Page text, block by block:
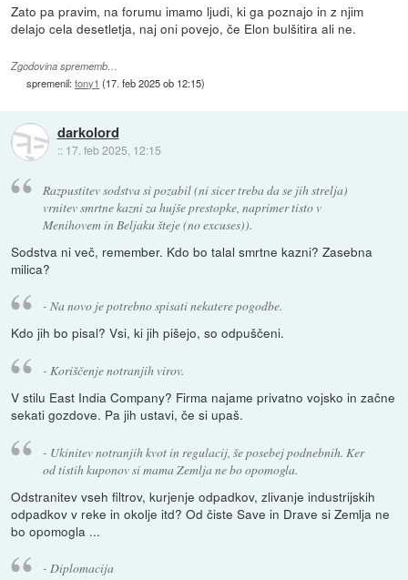
Zato pa pravim, na forumu imamo ljudi, ki ga poznajo in z njim
delajo cela desetletja, naj oni povejo, če Elon bulšitira ali ne.
Zgodovina sprememb…
spremenil:tony1 (17. feb 2025 ob 12:15)
darkolord
:: 17. feb 2025, 12:15
Razpustitev sodstva si pozabil (ni sicer treba da se jih strelja)
vrnitev smrtne kazni za hujše prestopke, naprimer tisto v
Menihovem in Beljaku šteje (no excuses)).
Sodstva ni več, remember. Kdo bo talal smrtne kazni? Zasebna
milica?
- Na novo je potrebno spisati nekatere pogodbe.
Kdo jih bo pisal? Vsi, ki jih pišejo, so odpuščeni.
- Koriščenje notranjih virov.
V stilu East India Company? Firma najame privatno vojsko in začne
sekati gozdove. Pa jih ustavi, če si upaš.
- Ukinitev notranjih kvot in regulacij, še posebej podnebnih. Ker
od tistih kuponov si mama Zemlja ne bo opomogla.
Odstranitev vseh filtrov, kurjenje odpadkov, zlivanje industrijskih
odpadkov v reke in okolje itd? Od čiste Save in Drave si Zemlja ne
bo opomogla ...
- Diplomacija